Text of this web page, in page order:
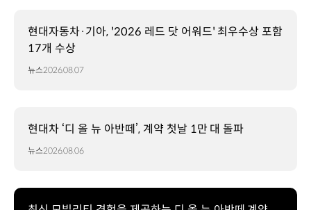
현대자동차·기아, '2026 레드 닷 어워드' 최우수상 포함
17개 수상
뉴스2026.08.07
현대차 ‘디 올 뉴 아반떼’, 계약 첫날 1만 대 돌파
뉴스2026.08.06